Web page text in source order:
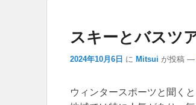
スキーとバスツ
2024年10月6日 に Mitsui が投稿 —
ウィンタースポーツと聞く